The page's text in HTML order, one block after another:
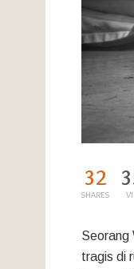
32
SHARES
Seorang
tragis di